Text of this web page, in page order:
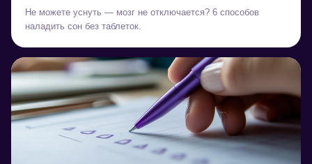
Не можете уснуть — мозг не отключается? 6 способов
наладить сон без таблеток.